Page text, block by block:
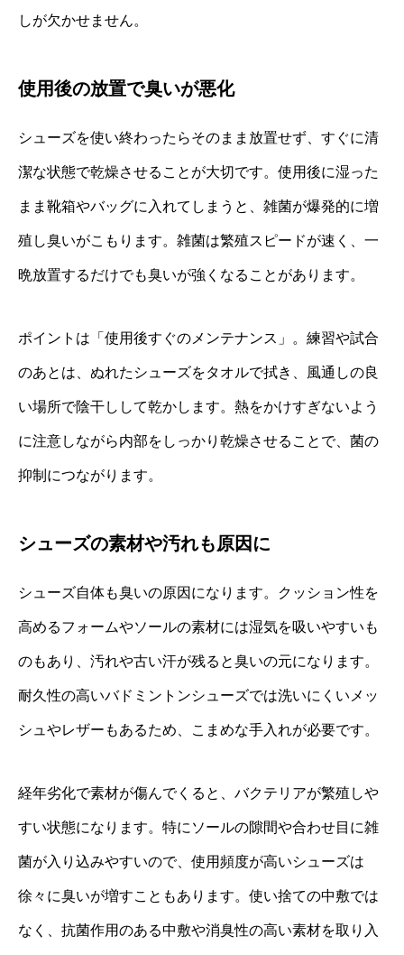
しが欠かせません。
使用後の放置で臭いが悪化
シューズを使い終わったらそのまま放置せず、すぐに清
潔な状態で乾燥させることが大切です。使用後に湿った
まま靴箱やバッグに入れてしまうと、雑菌が爆発的に増
殖し臭いがこもります。雑菌は繁殖スピードが速く、一
晩放置するだけでも臭いが強くなることがあります。
ポイントは「使用後すぐのメンテナンス」。練習や試合
のあとは、ぬれたシューズをタオルで拭き、風通しの良
い場所で陰干しして乾かします。熱をかけすぎないよう
に注意しながら内部をしっかり乾燥させることで、菌の
抑制につながります。
シューズの素材や汚れも原因に
シューズ自体も臭いの原因になります。クッション性を
高めるフォームやソールの素材には湿気を吸いやすいも
のもあり、汚れや古い汗が残ると臭いの元になります。
耐久性の高いバドミントンシューズでは洗いにくいメッ
シュやレザーもあるため、こまめな手入れが必要です。
経年劣化で素材が傷んでくると、バクテリアが繁殖しや
すい状態になります。特にソールの隙間や合わせ目に雑
菌が入り込みやすいので、使用頻度が高いシューズは
徐々に臭いが増すこともあります。使い捨ての中敷では
なく、抗菌作用のある中敷や消臭性の高い素材を取り入